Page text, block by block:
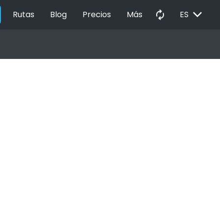
Rutas Blog Precios Más autorenew ES EXPAND_MORE